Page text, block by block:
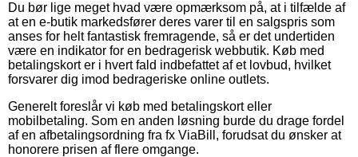
Du bør lige meget hvad være opmærksom på, at i tilfælde af
at en e-butik markedsfører deres varer til en salgspris som
anses for helt fantastisk fremragende, så er det undertiden
være en indikator for en bedragerisk webbutik. Køb med
betalingskort er i hvert fald indbefattet af et lovbud, hvilket
forsvarer dig imod bedrageriske online outlets.
Generelt foreslår vi køb med betalingskort eller
mobilbetaling. Som en anden løsning burde du drage fordel
af en afbetalingsordning fra fx ViaBill, forudsat du ønsker at
honorere prisen af flere omgange.